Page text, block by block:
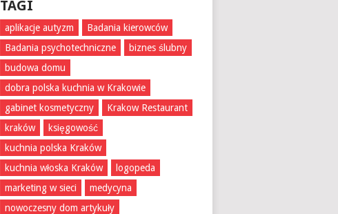
TAGI
aplikacje autyzm
Badania kierowców
Badania psychotechniczne
biznes ślubny
budowa domu
dobra polska kuchnia w Krakowie
gabinet kosmetyczny
Krakow Restaurant
kraków
księgowość
kuchnia polska Kraków
kuchnia włoska Kraków
logopeda
marketing w sieci
medycyna
nowoczesny dom artykuły